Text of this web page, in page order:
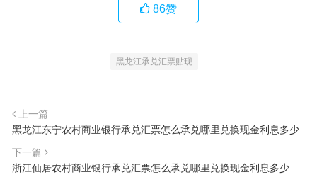
86赞
黑龙江承兑汇票贴现
上一篇
黑龙江东宁农村商业银行承兑汇票怎么承兑哪里兑换现金利息多少
下一篇
浙江仙居农村商业银行承兑汇票怎么承兑哪里兑换现金利息多少